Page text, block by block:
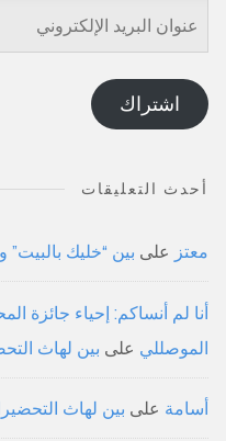
عنوان
البريد
الإلكتروني
اشتراك
أحدث التعليقات
معتز على بين “خليك
الموصللي على بين لهاث
أسامة على بين لهاث